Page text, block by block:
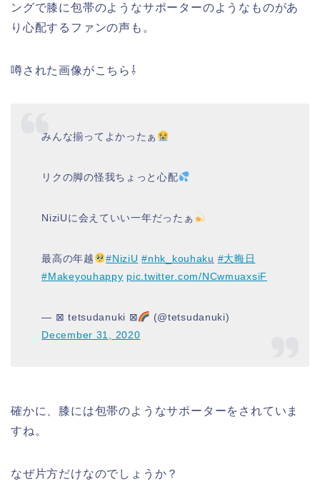
ングで膝に包帯のようなサポーターのようなものがあ
り心配するファンの声も。
噂された画像がこちら⇩
みんな揃ってよかったぁ
リクの脚の怪我ちょっと心配
NiziUに会えていい一年だったぁ
最高の年越 #NiziU #nhk_kouhaku #大晦日
#Makeyouhappy pic.twitter.com/NCwmuaxsiF
— ⊠ tetsudanuki ⊠
(@tetsudanuki)
December 31, 2020
確かに、膝には包帯のようなサポーターをされていま
すね。
なぜ片方だけなのでしょうか？